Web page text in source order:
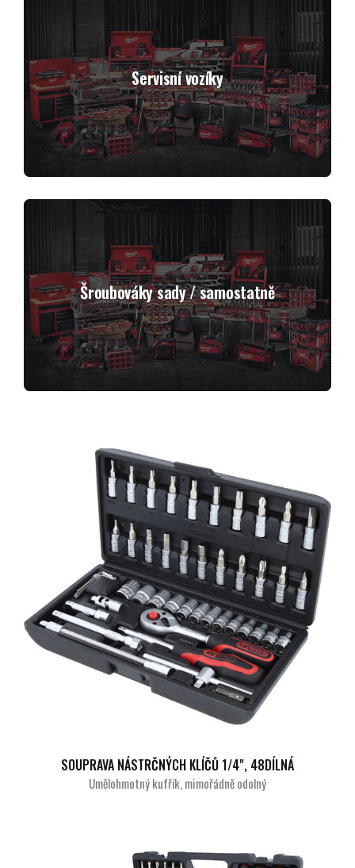
Servisní vozíky
Šroubováky sady / samostatně
SOUPRAVA NÁSTRČNÝCH KLÍČŮ 1/4", 48DÍLNÁ
Umělohmotný kufřík, mimořádně odolný